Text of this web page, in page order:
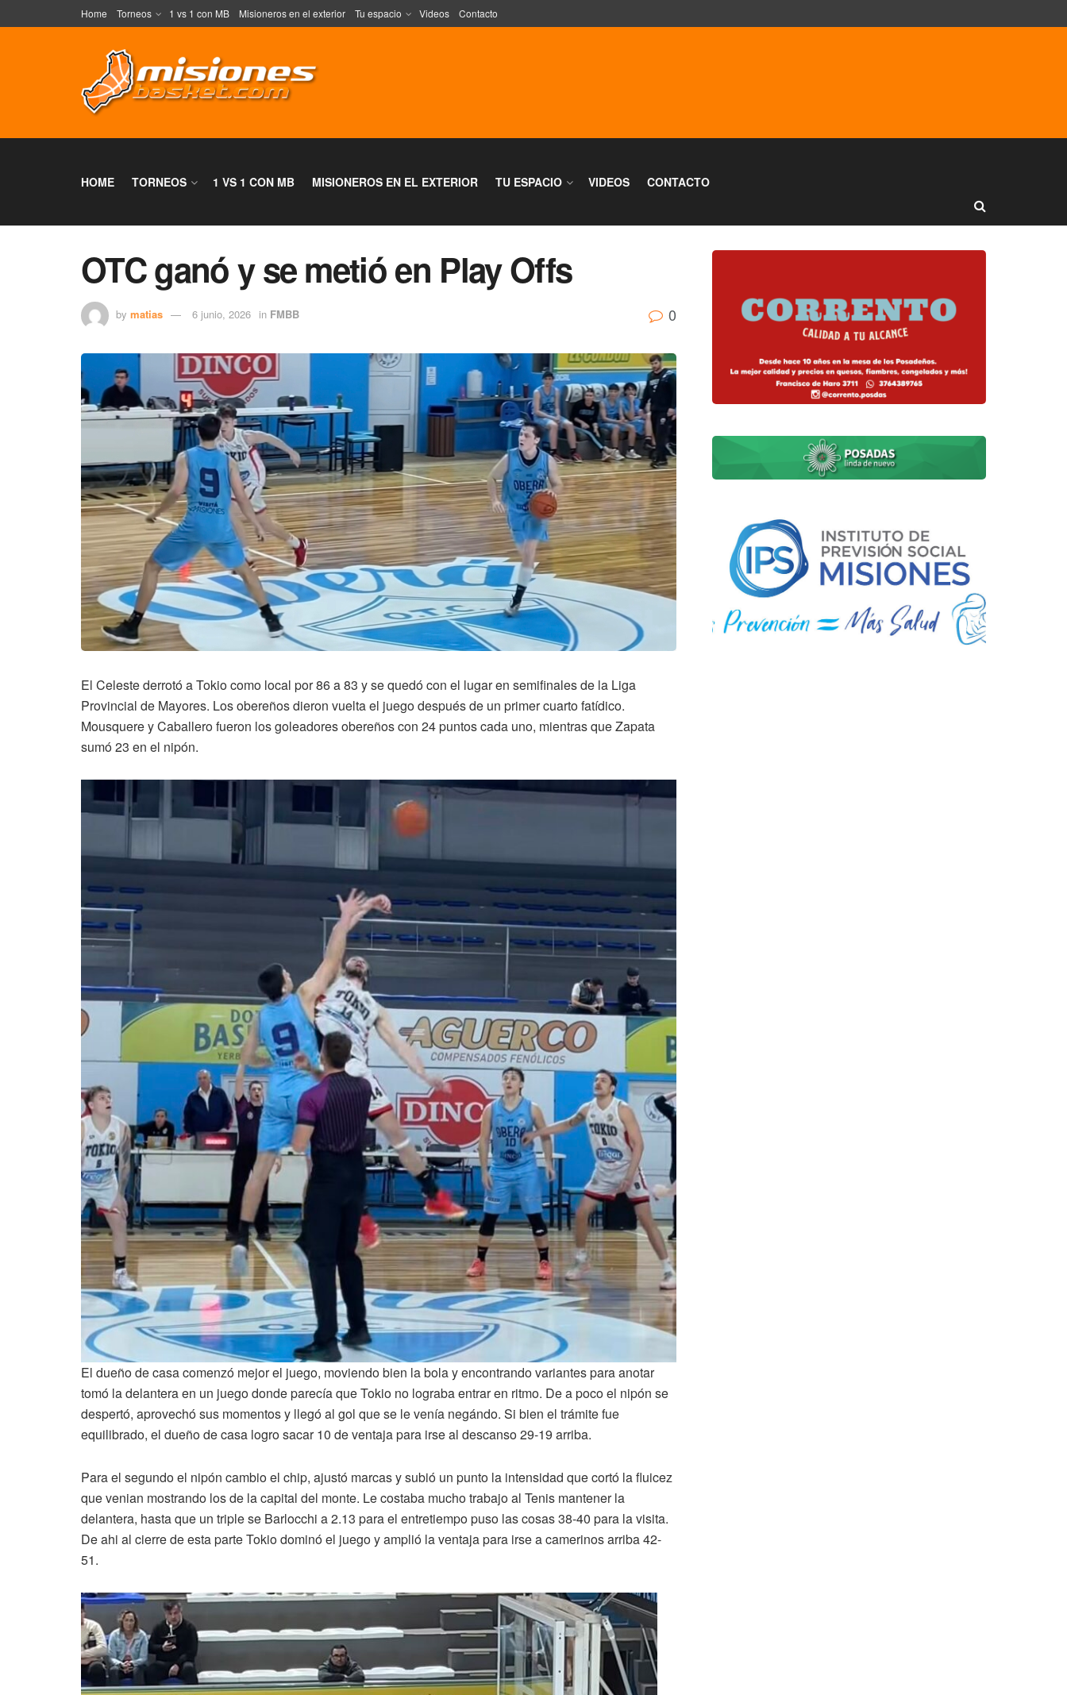
Home Torneos 1 vs 1 con MB Misioneros en el exterior Tu espacio Videos Contacto
HOME TORNEOS 1 VS 1 CON MB MISIONEROS EN EL EXTERIOR TU ESPACIO VIDEOS CONTACTO
OTC ganó y se metió en Play Offs
by matias 6 junio, 2026 in FMBB 0
El Celeste derrotó a Tokio como local por 86 a 83 y se quedó con el lugar en semifinales de la Liga
Provincial de Mayores. Los obereños dieron vuelta el juego después de un primer cuarto fatídico.
Mousquere y Caballero fueron los goleadores obereños con 24 puntos cada uno, mientras que Zapata
sumó 23 en el nipón.
El dueño de casa comenzó mejor el juego, moviendo bien la bola y encontrando variantes para anotar
tomó la delantera en un juego donde parecía que Tokio no lograba entrar en ritmo. De a poco el nipón se
despertó, aprovechó sus momentos y llegó al gol que se le venía negándo. Si bien el trámite fue
equilibrado, el dueño de casa logro sacar 10 de ventaja para irse al descanso 29-19 arriba.
Para el segundo el nipón cambio el chip, ajustó marcas y subió un punto la intensidad que cortó la fluicez
que venian mostrando los de la capital del monte. Le costaba mucho trabajo al Tenis mantener la
delantera, hasta que un triple se Barlocchi a 2.13 para el entretiempo puso las cosas 38-40 para la visita.
De ahi al cierre de esta parte Tokio dominó el juego y amplió la ventaja para irse a camerinos arriba 42-
51.